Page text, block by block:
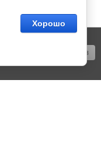
Оформить заказ
Хорошо